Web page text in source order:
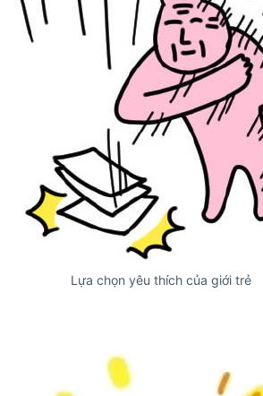
Lựa chọn yêu thích của giới trẻ